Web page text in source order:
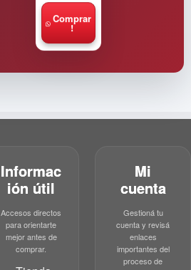
Comprar
!
Informac
ión útil
Accesos directos
para orientarte
mejor antes de
comprar.
Mi
cuenta
Gestioná tu
cuenta y revisá
enlaces
importantes del
proceso de